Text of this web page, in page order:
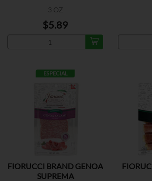
3 OZ
$5.89
ESPECIAL
FIORUCCI BRAND GENOA
SUPREMA